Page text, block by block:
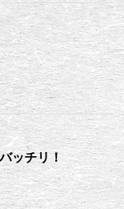
ッチリ！